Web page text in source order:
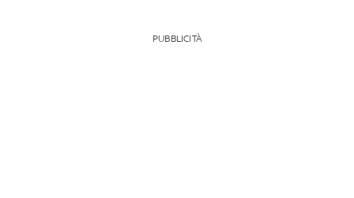
PUBBLICITÀ